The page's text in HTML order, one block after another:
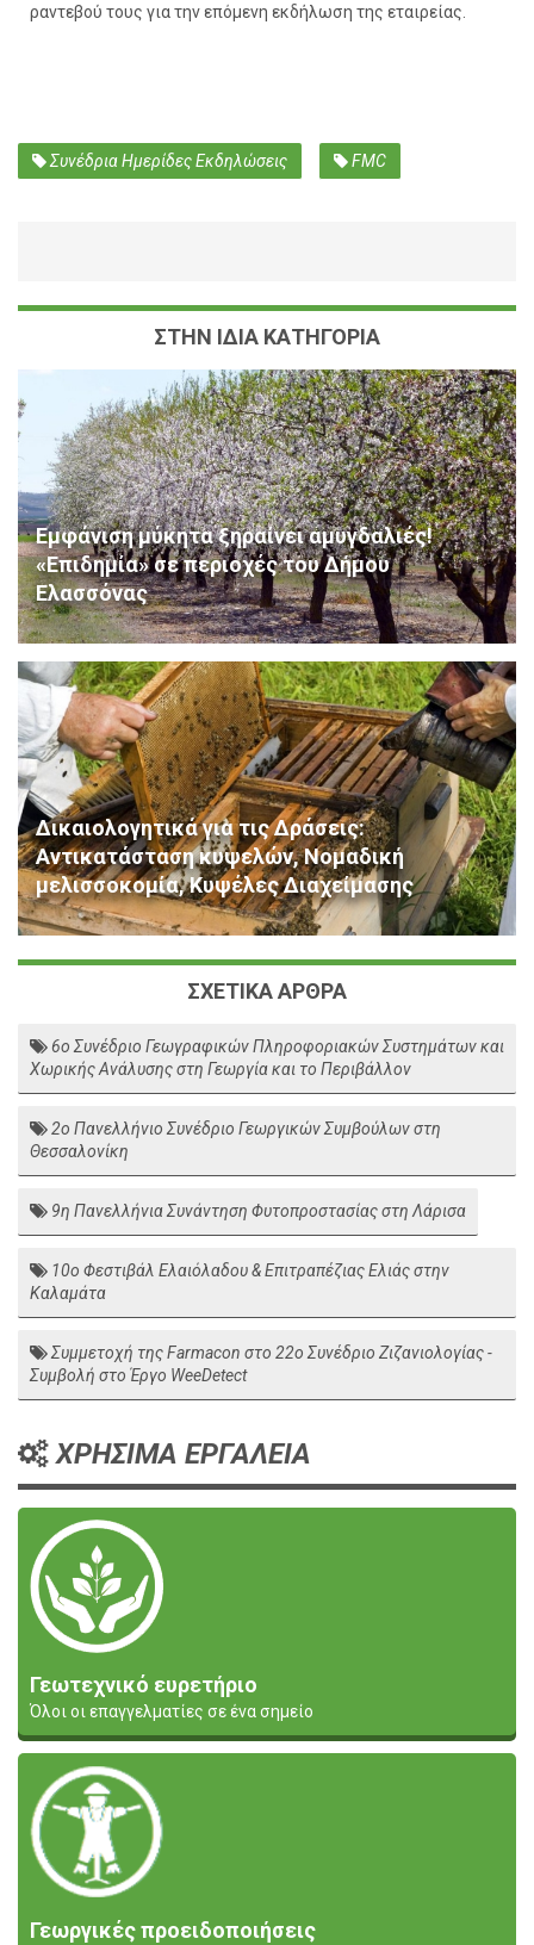
ραντεβού τους για την επόμενη εκδήλωση της εταιρείας.
Συνέδρια Ημερίδες Εκδηλώσεις FMC
ΣΤΗΝ ΙΔΙΑ ΚΑΤΗΓΟΡΙΑ
Εμφάνιση μύκητα ξηραίνει αμυγδαλιές!
«Επιδημία» σε περιοχές του Δήμου
Ελασσόνας
Δικαιολογητικά για τις Δράσεις:
Αντικατάσταση κυψελών, Νομαδική
μελισσοκομία, Κυψέλες Διαχείμασης
ΣΧΕΤΙΚΑ ΑΡΘΡΑ
6ο Συνέδριο Γεωγραφικών Πληροφοριακών Συστημάτων και
Χωρικής Ανάλυσης στη Γεωργία και το Περιβάλλον
2ο Πανελλήνιο Συνέδριο Γεωργικών Συμβούλων στη
Θεσσαλονίκη
9η Πανελλήνια Συνάντηση Φυτοπροστασίας στη Λάρισα
10ο Φεστιβάλ Ελαιόλαδου & Επιτραπέζιας Ελιάς στην
Καλαμάτα
Συμμετοχή της Farmacon στο 22ο Συνέδριο Ζιζανιολογίας -
Συμβολή στο Έργο WeeDetect
ΧΡΗΣΙΜΑ ΕΡΓΑΛΕΙΑ
Γεωτεχνικό ευρετήριο
Όλοι οι επαγγελματίες σε ένα σημείο
Γεωργικές προειδοποιήσεις